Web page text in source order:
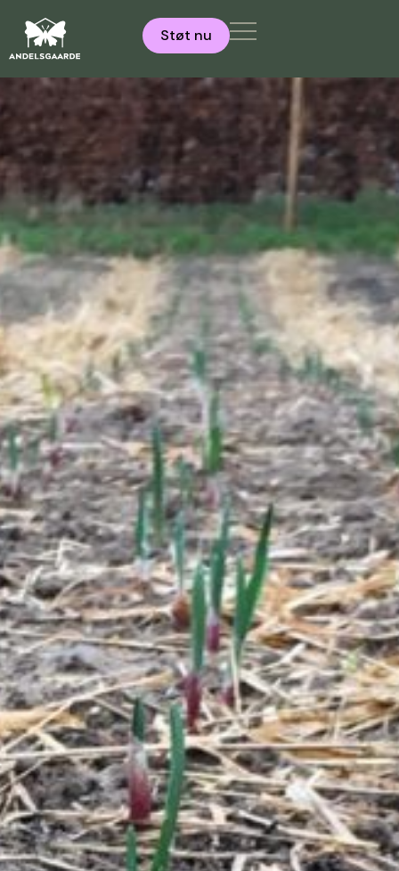
Støt nu